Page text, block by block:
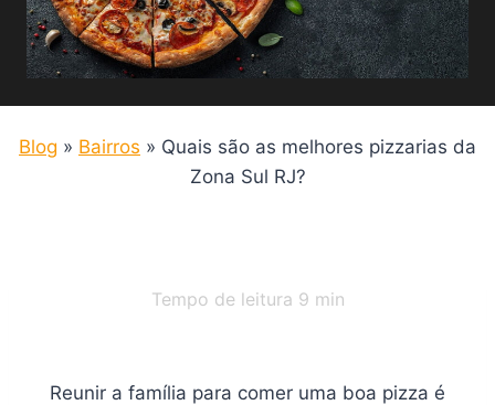
Blog » Bairros » Quais são as melhores pizzarias da
Zona Sul RJ?
Tempo de leitura 9 min
Reunir a família para comer uma boa pizza é